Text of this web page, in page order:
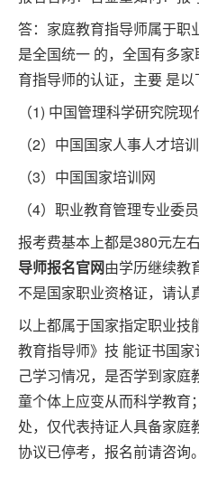
答：家庭教育指导师属于职
是全国统一 的，全国有多
育指导师的认证，主要 是以
（1) 中国管理科学研究院
（2）中国国家人事人才培
（3）中国国家培训网
（4）职业教育管理专业委
报考费基本上都是380元左
导师报名官网由学历继续教
不是国家职业资格证，请认
以上都属于国家指定职业技
教育指导师》技 能证书国
己学习情况，是否学到家
童个体上应变从而科学教育
处，仅代表持证人具备家庭
协议已停考，报名前请咨询。